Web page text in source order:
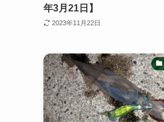
年3月21日】
2023年11月22日